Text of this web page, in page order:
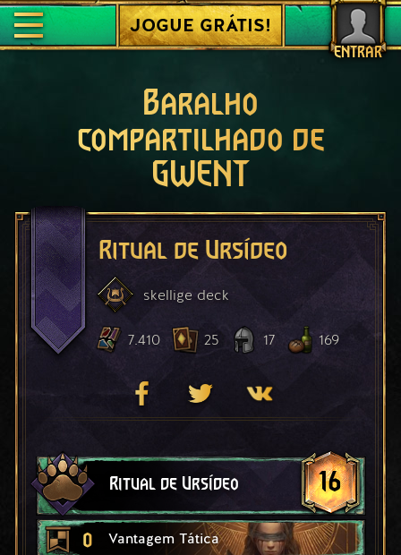
ENTRAR
JOGUE GRÁTIS!
Baralho
compartilhado de
GWENT
Ritual de Ursídeo
skellige deck
7.410 25 17 169
Ritual de Ursídeo 16
0 Vantagem Tática